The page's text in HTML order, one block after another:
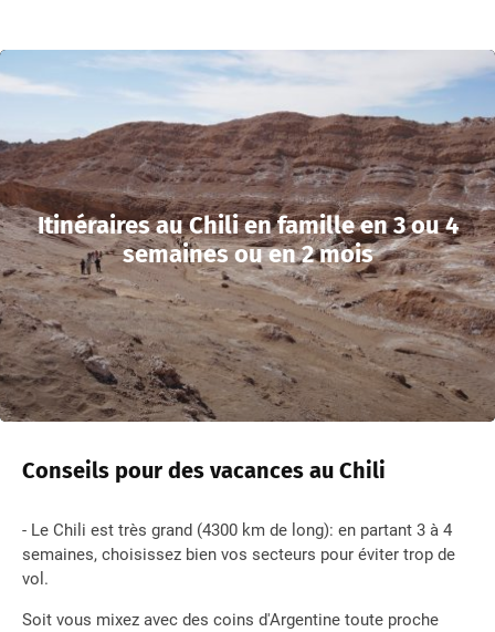
Itinéraires au Chili en famille en 3 ou 4
semaines ou en 2 mois
Conseils pour des vacances au Chili
- Le Chili est très grand (4300 km de long): en partant 3 à 4
semaines, choisissez bien vos secteurs pour éviter trop de
vol.
Soit vous mixez avec des coins d'Argentine toute proche